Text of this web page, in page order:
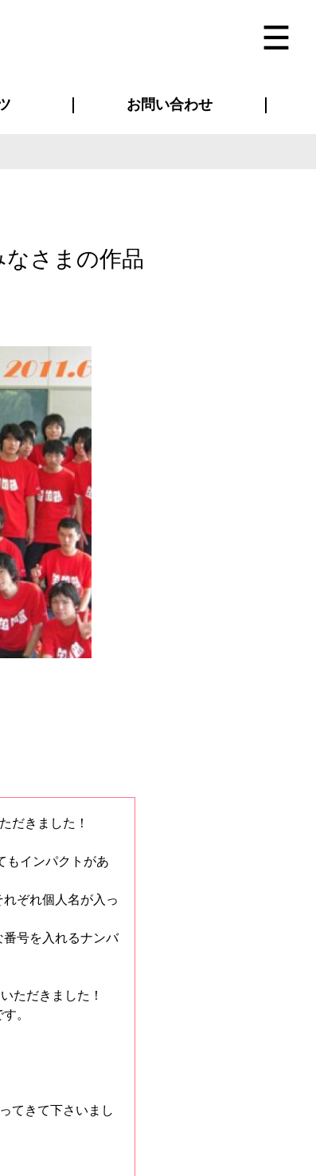
お問い合わせ
さまの作品
だきました！
もインパクトがあ
ぞれ個人名が入っ
号を入れるナンバ
ただきました！
。
てきて下さいまし